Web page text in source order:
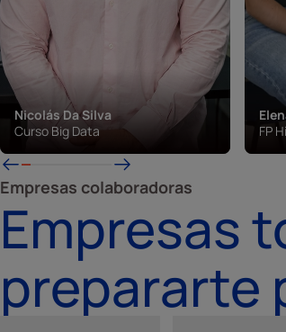
Nicolás Da Silva
Curso Big Data
FP
Empresas colaboradoras
Empresas
prepararte